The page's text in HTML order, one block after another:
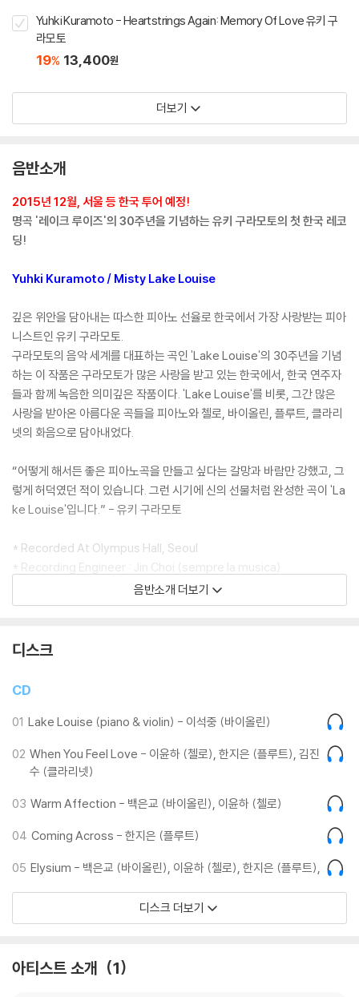
Yuhki Kuramoto - Heartstrings Again: Memory Of Love 유키 구
라모토
19% 13,400원
더보기
음반소개
2015년 12월, 서울 등 한국 투어 예정!
명곡 '레이크 루이즈'의 30주년을 기념하는 유키 구라모토의 첫 한국 레코
딩!
Yuhki Kuramoto / Misty Lake Louise
깊은 위안을 담아내는 따스한 피아노 선율로 한국에서 가장 사랑받는 피아
니스트인 유키 구라모토.
구라모토의 음악 세계를 대표하는 곡인 'Lake Louise'의 30주년을 기념
하는 이 작품은 구라모토가 많은 사랑을 받고 있는 한국에서, 한국 연주자
들과 함께 녹음한 의미깊은 작품이다. 'Lake Louise'를 비롯, 그간 많은
사랑을 받아온 아름다운 곡들을 피아노와 첼로, 바이올린, 플루트, 클라리
넷의 화음으로 담아내었다.
“어떻게 해서든 좋은 피아노곡을 만들고 싶다는 갈망과 바람만 강했고, 그
렇게 허덕였던 적이 있습니다. 그런 시기에 신의 선물처럼 완성한 곡이 'La
ke Louise'입니다.” - 유키 구라모토
* Recorded At Olympus Hall, Seoul
* Recording Engineer : Jin Choi (sempre la musica)
* 한국 한정 특별 선물!
음반소개 더보기
디스크
CD
01 Lake Louise (piano & violin) - 이석중 (바이올린)
02 When You Feel Love - 이윤하 (첼로), 한지은 (플루트), 김진
수 (클라리넷)
03 Warm Affection - 백은교 (바이올린), 이윤하 (첼로)
04 Coming Across - 한지은 (플루트)
05 Elysium - 백은교 (바이올린), 이윤하 (첼로), 한지은 (플루트),
디스크 더보기
아티스트 소개 1